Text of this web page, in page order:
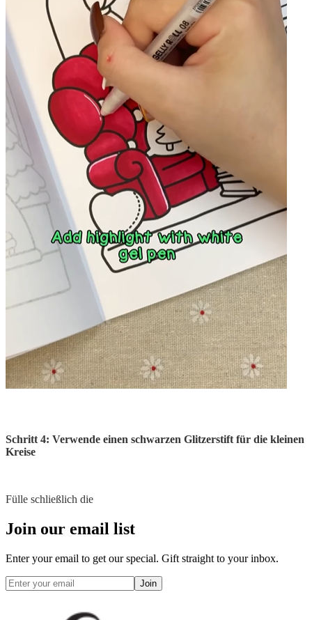
Schritt 4: Verwende einen schwarzen Glitzerstift für die kleinen
Kreise
Fülle schließlich die
Join our email list
Enter your email to get our special. Gift straight to your inbox.
Join